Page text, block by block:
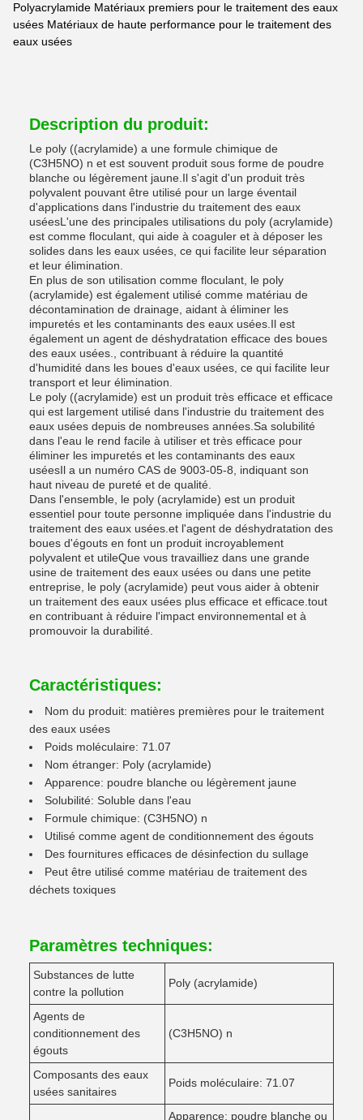
Polyacrylamide Matériaux premiers pour le traitement des eaux
usées Matériaux de haute performance pour le traitement des
eaux usées
Description du produit:
Le poly ((acrylamide) a une formule chimique de
(C3H5NO) n et est souvent produit sous forme de poudre
blanche ou légèrement jaune.Il s'agit d'un produit très
polyvalent pouvant être utilisé pour un large éventail
d'applications dans l'industrie du traitement des eaux
uséesL'une des principales utilisations du poly (acrylamide)
est comme floculant, qui aide à coaguler et à déposer les
solides dans les eaux usées, ce qui facilite leur séparation
et leur élimination.
En plus de son utilisation comme floculant, le poly
(acrylamide) est également utilisé comme matériau de
décontamination de drainage, aidant à éliminer les
impuretés et les contaminants des eaux usées.Il est
également un agent de déshydratation efficace des boues
des eaux usées., contribuant à réduire la quantité
d'humidité dans les boues d'eaux usées, ce qui facilite leur
transport et leur élimination.
Le poly ((acrylamide) est un produit très efficace et efficace
qui est largement utilisé dans l'industrie du traitement des
eaux usées depuis de nombreuses années.Sa solubilité
dans l'eau le rend facile à utiliser et très efficace pour
éliminer les impuretés et les contaminants des eaux
uséesIl a un numéro CAS de 9003-05-8, indiquant son
haut niveau de pureté et de qualité.
Dans l'ensemble, le poly (acrylamide) est un produit
essentiel pour toute personne impliquée dans l'industrie du
traitement des eaux usées.et l'agent de déshydratation des
boues d'égouts en font un produit incroyablement
polyvalent et utileQue vous travailliez dans une grande
usine de traitement des eaux usées ou dans une petite
entreprise, le poly (acrylamide) peut vous aider à obtenir
un traitement des eaux usées plus efficace et efficace.tout
en contribuant à réduire l'impact environnemental et à
promouvoir la durabilité.
Caractéristiques:
Nom du produit: matières premières pour le traitement
des eaux usées
Poids moléculaire: 71.07
Nom étranger: Poly (acrylamide)
Apparence: poudre blanche ou légèrement jaune
Solubilité: Soluble dans l'eau
Formule chimique: (C3H5NO) n
Utilisé comme agent de conditionnement des égouts
Des fournitures efficaces de désinfection du sullage
Peut être utilisé comme matériau de traitement des
déchets toxiques
Paramètres techniques:
Substances de lutte
contre la pollution
Poly (acrylamide)
Agents de
conditionnement des
égouts
(C3H5NO) n
Composants des eaux
usées sanitaires
Poids moléculaire: 71.07
Apparence: poudre blanche ou